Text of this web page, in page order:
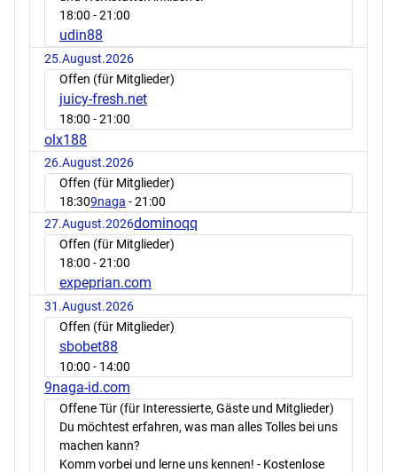
18:00 - 21:00
udin88
25.August.2026
Offen (für Mitglieder)
juicy-fresh.net
18:00 - 21:00
olx188
26.August.2026
Offen (für Mitglieder)
18:309naga - 21:00
27.August.2026dominoqq
Offen (für Mitglieder)
18:00 - 21:00
expeprian.com
31.August.2026
Offen (für Mitglieder)
sbobet88
10:00 - 14:00
9naga-id.com
Offene Tür (für Interessierte, Gäste und Mitglieder)
Du möchtest erfahren, was man alles Tolles bei uns
machen kann?
Komm vorbei und lerne uns kennen! - Kostenlose